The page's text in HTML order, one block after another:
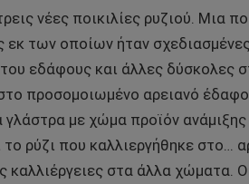
νέες ποικιλίες ρυζιού. Μια
των οποίων ήταν
εδάφους και άλλες δύσκολες
στο προσομοιωμένο αρειανό
με χώμα προϊόν
ρύζι που καλλιεργήθηκε στο…
καλλιέργειες στα άλλα χώματα.